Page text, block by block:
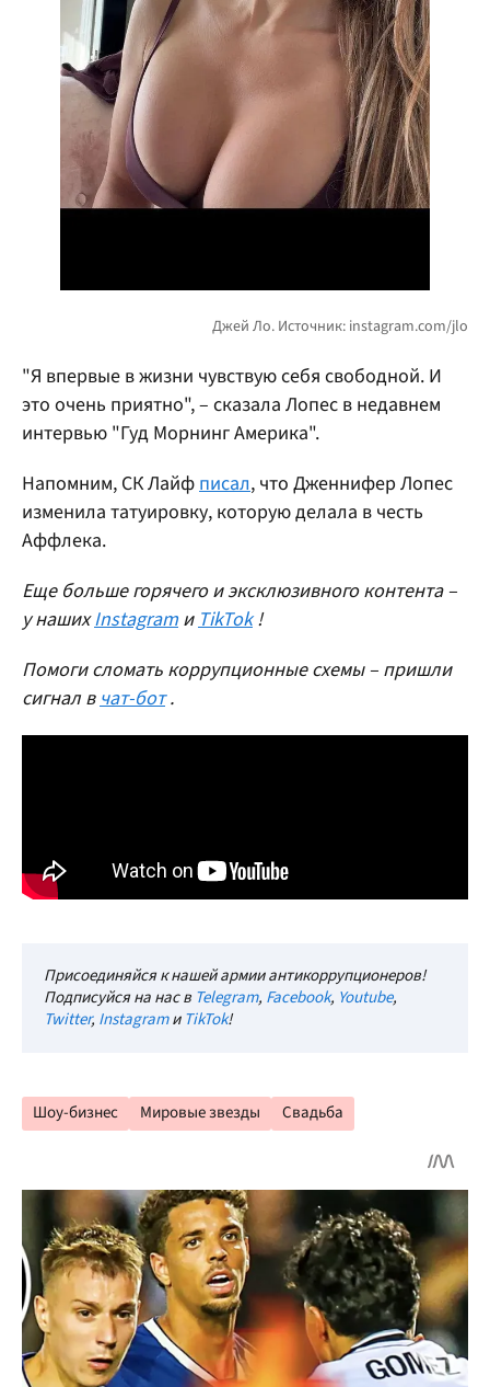
"Я впервые в жизни чувствую себя свободной. И
это очень приятно", – сказала Лопес в недавнем
интервью "Гуд Морнинг Америка".
Напомним, СК Лайфписал, что Дженнифер Лопес
изменила татуировку, которую делала в честь
Аффлека.
Еще больше горячего и эксклюзивного контента –
у нашихInstagram иTikTok !
Помоги сломать коррупционные схемы – пришли
сигнал вчат-бот .
Присоединяйся к нашей армии антикоррупционеров!
Подписуйся на нас в Telegram, Facebook, Youtube,
Twitter, InstagramиTikTok!
Шоу-бизнес Мировые звезды Свадьба